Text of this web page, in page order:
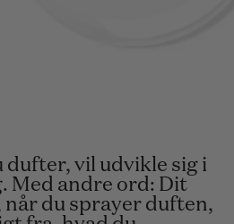
dufter, vil udvikle sig i
Med andre ord: Dit
du sprayer duften,